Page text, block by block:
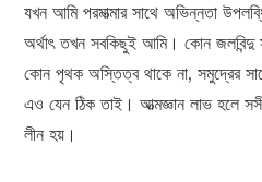
যখন আমি পরমাত্মার সাথে অভিন্নতা
অর্থাৎ তখন সবকিছুই আমি। কোন জলবিন্দু
কোন পৃথক অস্তিত্ব থাকে না, সমুদ্রের
এও যেন ঠিক তাই। আত্মজ্ঞান লাভ হলে
লীন হয়।